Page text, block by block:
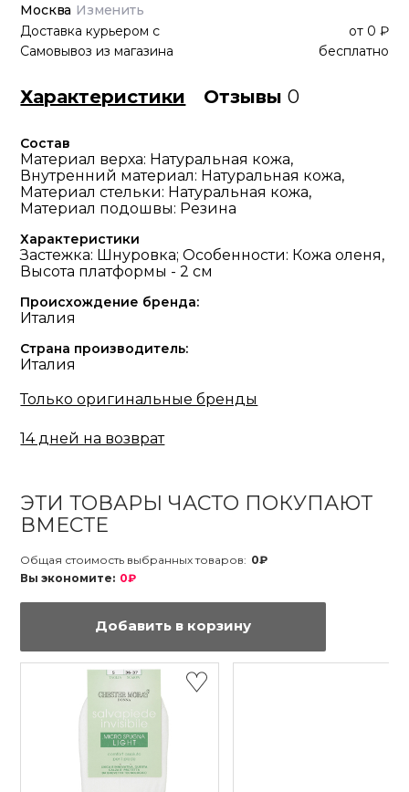
Москва Изменить
Доставка курьером с от 0 ₽
Самовывоз из магазина
бесплатно
Характеристики Отзывы0
Состав
Материал верха: Натуральная кожа,
Внутренний материал: Натуральная кожа,
Материал стельки: Натуральная кожа,
Материал подошвы: Резина
Характеристики
Застежка: Шнуровка; Особенности: Кожа оленя,
Высота платформы - 2 см
Происхождение бренда:
Италия
Страна производитель:
Италия
Только оригинальные бренды
14 дней на возврат
ЭТИ ТОВАРЫ ЧАСТО ПОКУПАЮТ
ВМЕСТЕ
Общая стоимость выбранных товаров: 0₽
Вы экономите: 0₽
Добавить в корзину